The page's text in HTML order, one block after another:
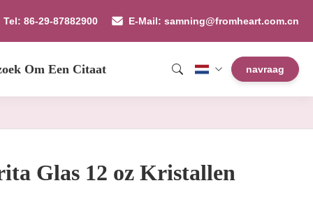
Tel: 86-29-87882900 E-Mail: samning@fromheart.com.cn
Om Een Citaat navraag
Glas 12 oz Kristallen